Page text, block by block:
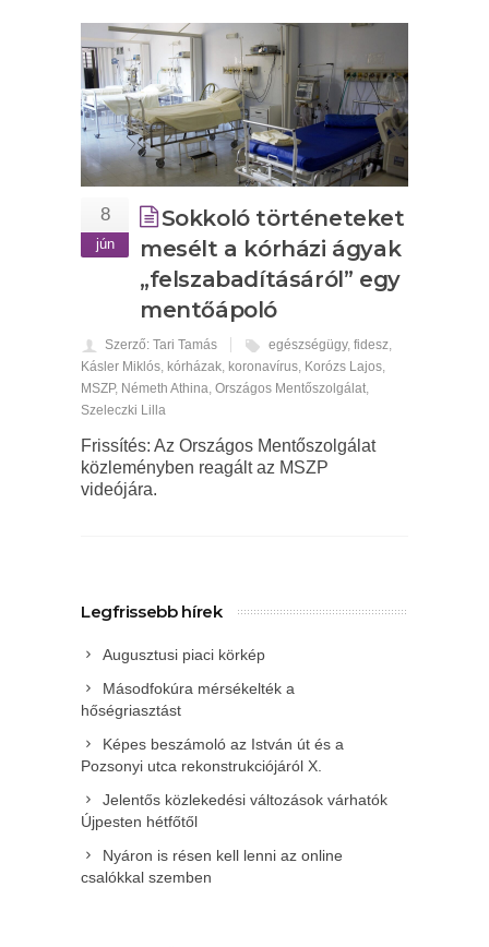
8
jún
Sokkoló történeteket
mesélt a kórházi ágyak
„felszabadításáról” egy
mentőápoló
Szerző: Tari Tamás egészségügy, fidesz
Kásler Miklós kórházak koronavírus Korózs Lajos
MSZP, Németh Athina Országos Mentőszolgálat
Szeleczki Lilla
Frissítés: Az Országos Mentőszolgálat
közleményben reagált az MSZP
videójára.
Legfrissebb hírek
Augusztusi piaci körkép
Másodfokúra mérsékelték a
hőségriasztást
Képes beszámoló az István út és a
Pozsonyi utca rekonstrukciójáról X.
Jelentős közlekedési változások várhatók
Újpesten hétfőtől
Nyáron is résen kell lenni az online
csalókkal szemben